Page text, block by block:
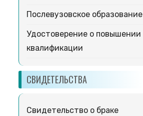
Послевузовское образование
Удостоверение о повышении
квалификации
СВИДЕТЕЛЬСТВА
Свидетельство о браке